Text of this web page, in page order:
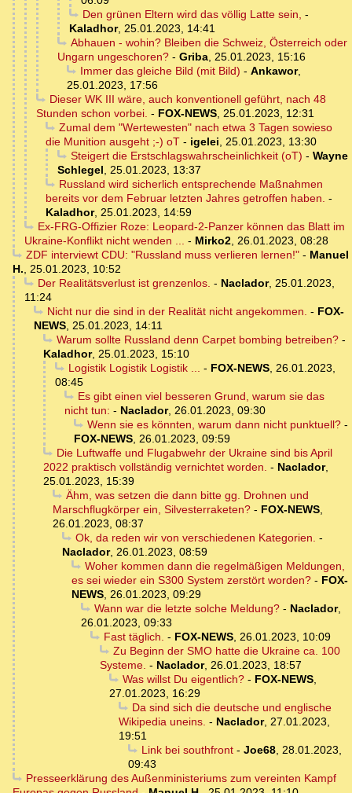
Den grünen Eltern wird das völlig Latte sein, -
Kaladhor, 25.01.2023, 14:41
Abhauen - wohin? Bleiben die Schweiz, Österreich oder
Ungarn ungeschoren? - Griba, 25.01.2023, 15:16
Immer das gleiche Bild (mit Bild) - Ankawor,
25.01.2023, 17:56
Dieser WK III wäre, auch konventionell geführt, nach 48
Stunden schon vorbei. - FOX-NEWS, 25.01.2023, 12:31
Zumal dem "Wertewesten" nach etwa 3 Tagen sowieso
die Munition ausgeht ;-) oT - igelei, 25.01.2023, 13:30
Steigert die Erstschlagswahrscheinlichkeit (oT) - Wayne
Schlegel, 25.01.2023, 13:37
Russland wird sicherlich entsprechende Maßnahmen
bereits vor dem Februar letzten Jahres getroffen haben. -
Kaladhor, 25.01.2023, 14:59
Ex-FRG-Offizier Roze: Leopard-2-Panzer können das Blatt im
Ukraine-Konflikt nicht wenden ... - Mirko2, 26.01.2023, 08:28
ZDF interviewt CDU: "Russland muss verlieren lernen!"- Manuel
H., 25.01.2023, 10:52
Der Realitätsverlust ist grenzenlos. - Naclador, 25.01.2023,
11:24
Nicht nur die sind in der Realität nicht angekommen. - FOX-
NEWS, 25.01.2023, 14:11
Warum sollte Russland denn Carpet bombing betreiben?-
Kaladhor, 25.01.2023, 15:10
Logistik Logistik Logistik ... - FOX-NEWS, 26.01.2023,
08:45
Es gibt einen viel besseren Grund, warum sie das
nicht tun: - Naclador, 26.01.2023, 09:30
Wenn sie es könnten, warum dann nicht punktuell?-
FOX-NEWS, 26.01.2023, 09:59
Die Luftwaffe und Flugabwehr der Ukraine sind bis April
2022 praktisch vollständig vernichtet worden. - Naclador,
25.01.2023, 15:39
Ähm, was setzen die dann bitte gg. Drohnen und
Marschflugkörper ein, Silvesterraketen? - FOX-NEWS,
26.01.2023, 08:37
Ok, da reden wir von verschiedenen Kategorien. -
Naclador, 26.01.2023, 08:59
Woher kommen dann die regelmäßigen Meldungen,
es sei wieder ein S300 System zerstört worden? - FOX-
NEWS, 26.01.2023, 09:29
Wann war die letzte solche Meldung?- Naclador,
26.01.2023, 09:33
Fast täglich. - FOX-NEWS, 26.01.2023, 10:09
Zu Beginn der SMO hatte die Ukraine ca. 100
Systeme. - Naclador, 26.01.2023, 18:57
Was willst Du eigentlich?- FOX-NEWS,
27.01.2023, 16:29
Da sind sich die deutsche und englische
Wikipedia uneins. - Naclador, 27.01.2023,
19:51
Link bei southfront- Joe68, 28.01.2023,
09:43
Presseerklärung des Außenministeriums zum vereinten Kampf